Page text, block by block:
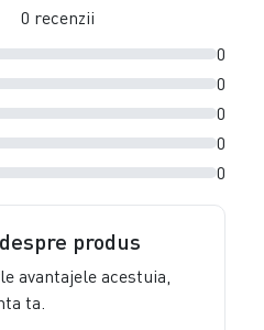
0
0
0
0
0
0 recenzii
produs
avantajele acestuia,
ta.